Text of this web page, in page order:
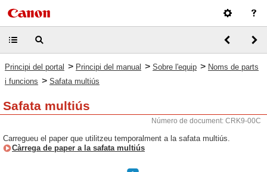
Principi del portal > Principi del manual > Sobre l'equip > Noms de parts
i funcions > Safata multiús
Safata multiús
Número de document: CRK9-00C
Carregueu el paper que utilitzeu temporalment a la safata multiús.
Càrrega de paper a la safata multiús